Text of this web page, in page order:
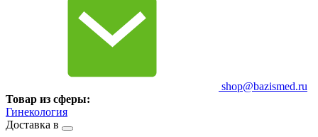
shop@bazismed.ru
Товар из сферы:
Гинекология
Доставка в